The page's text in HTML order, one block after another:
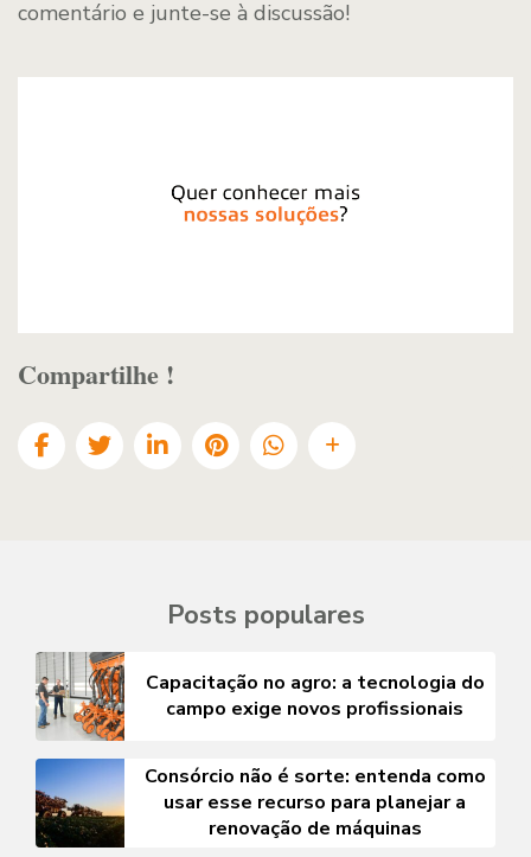
comentário e junte-se à discussão!
Compartilhe !
Posts populares
Capacitação no agro: a tecnologia do
campo exige novos profissionais
Consórcio não é sorte: entenda como
usar esse recurso para planejar a
renovação de máquinas